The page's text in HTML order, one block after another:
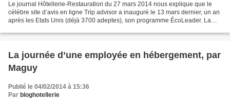
Le journal Hôtellerie-Restauration du 27 mars 2014 nous explique que le
célèbre site d’avis en ligne Trip advisor a inauguré le 13 mars dernier, un an
après les Etats Unis (déjà 3700 adeptes), son programme ÉcoLeader. La
La journée d’une employée en hébergement, par
Maguy
Publié le 04/02/2014 à 15:36
Par bloghotellerie